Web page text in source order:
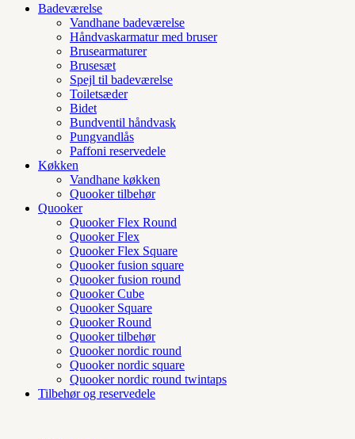
Badeværelse
Vandhane badeværelse
Håndvaskarmatur med bruser
Brusearmaturer
Brusesæt
Spejl til badeværelse
Toiletsæder
Bidet
Bundventil håndvask
Pungvandlås
Paffoni reservedele
Køkken
Vandhane køkken
Quooker tilbehør
Quooker
Quooker Flex Round
Quooker Flex
Quooker Flex Square
Quooker fusion square
Quooker fusion round
Quooker Cube
Quooker Square
Quooker Round
Quooker tilbehør
Quooker nordic round
Quooker nordic square
Quooker nordic round twintaps
Tilbehør og reservedele